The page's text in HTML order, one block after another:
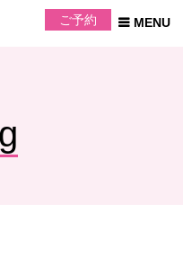
ご予約